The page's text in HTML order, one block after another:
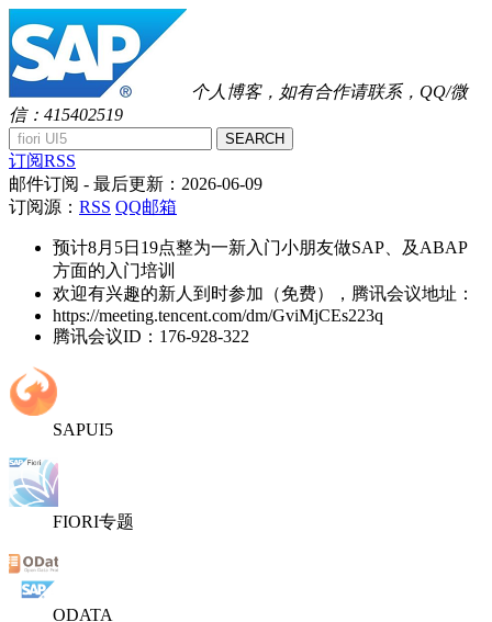
个人博客，如有合作请联系，QQ/微
信：415402519
SEARCH
订阅RSS
邮件订阅 - 最后更新： 2026-06-09
订阅源： RSS QQ邮箱
预计8月5日19点整为一新入门小朋友做SAP、及ABAP
方面的入门培训
欢迎有兴趣的新人到时参加（免费），腾讯会议地址：
https://meeting.tencent.com/dm/GviMjCEs223q
腾讯会议ID：176-928-322
SAPUI5
FIORI专题
ODATA